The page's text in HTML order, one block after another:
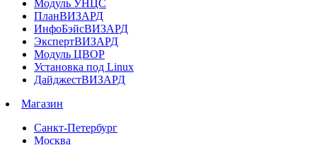
Модуль УНЦС
ПланВИЗАРД
ИнфоБэйсВИЗАРД
ЭкспертВИЗАРД
Модуль ЦВОР
Установка под Linux
ДайджестВИЗАРД
Магазин
Санкт-Петербург
Москва